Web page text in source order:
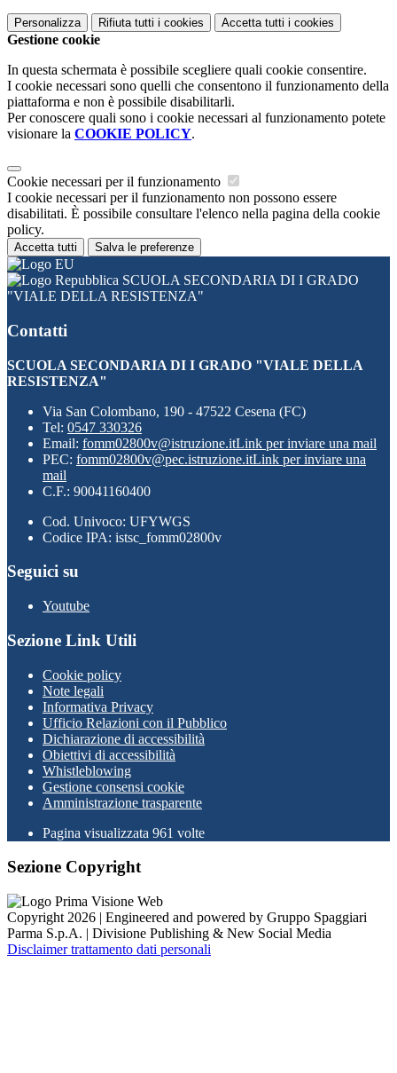
Personalizza Rifiuta tutti i cookies Accetta tutti i cookies
Gestione cookie
In questa schermata è possibile scegliere quali cookie consentire.
I cookie necessari sono quelli che consentono il funzionamento della
piattaforma e non è possibile disabilitarli.
Per conoscere quali sono i cookie necessari al funzionamento potete
visionare la COOKIE POLICY.
Cookie necessari per il funzionamento
I cookie necessari per il funzionamento non possono essere
disabilitati. È possibile consultare l'elenco nella pagina della cookie
policy.
Accetta tutti Salva le preferenze
SCUOLA SECONDARIA DI I GRADO
"VIALE DELLA RESISTENZA"
Contatti
SCUOLA SECONDARIA DI I GRADO "VIALE DELLA
RESISTENZA"
Via San Colombano, 190 - 47522 Cesena (FC)
Tel: 0547 330326
Email: fomm02800v@istruzione.itLink per inviare una mail
PEC: fomm02800v@pec.istruzione.itLink per inviare una
mail
C.F.: 90041160400
Cod. Univoco: UFYWGS
Codice IPA: istsc_fomm02800v
Seguici su
Youtube
Sezione Link Utili
Cookie policy
Note legali
Informativa Privacy
Ufficio Relazioni con il Pubblico
Dichiarazione di accessibilità
Obiettivi di accessibilità
Whistleblowing
Gestione consensi cookie
Amministrazione trasparente
Pagina visualizzata 961 volte
Sezione Copyright
Copyright 2026 | Engineered and powered by Gruppo Spaggiari
Parma S.p.A. | Divisione Publishing & New Social Media
Disclaimer trattamento dati personali